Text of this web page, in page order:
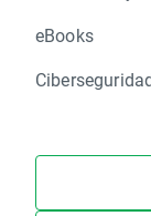
eBooks